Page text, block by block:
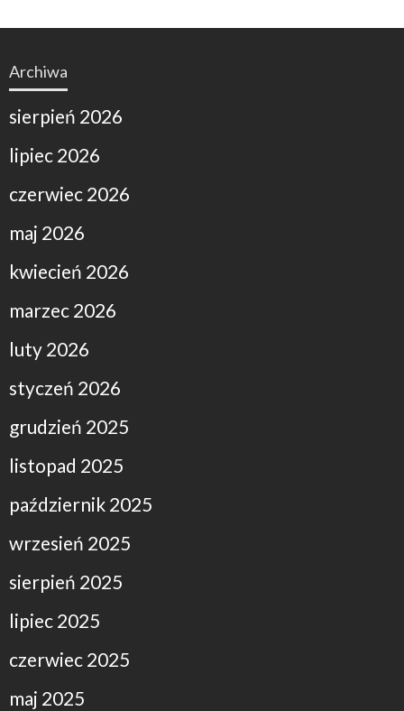
Archiwa
sierpień 2026
lipiec 2026
czerwiec 2026
maj 2026
kwiecień 2026
marzec 2026
luty 2026
styczeń 2026
grudzień 2025
listopad 2025
październik 2025
wrzesień 2025
sierpień 2025
lipiec 2025
czerwiec 2025
maj 2025